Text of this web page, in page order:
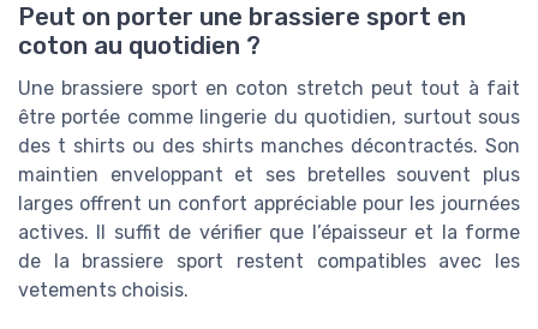
Peut on porter une brassiere sport en
coton au quotidien ?
Une brassiere sport en coton stretch peut tout à fait
être portée comme lingerie du quotidien, surtout sous
des t shirts ou des shirts manches décontractés. Son
maintien enveloppant et ses bretelles souvent plus
larges offrent un confort appréciable pour les journées
actives. Il suffit de vérifier que l’épaisseur et la forme
de la brassiere sport restent compatibles avec les
vetements choisis.